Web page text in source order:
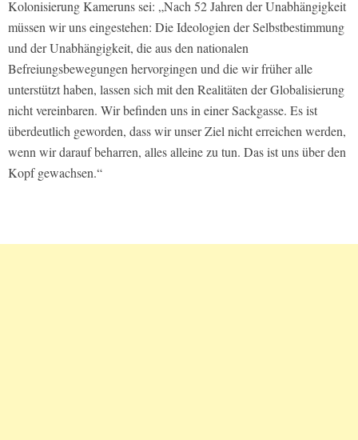
Kolonisierung Kameruns sei: „Nach 52 Jahren der Unabhängigkeit
müssen wir uns eingestehen: Die Ideologien der Selbstbestimmung
und der Unabhängigkeit, die aus den nationalen
Befreiungsbewegungen hervorgingen und die wir früher alle
unterstützt haben, lassen sich mit den Realitäten der Globalisierung
nicht vereinbaren. Wir befinden uns in einer Sackgasse. Es ist
überdeutlich geworden, dass wir unser Ziel nicht erreichen werden,
wenn wir darauf beharren, alles alleine zu tun. Das ist uns über den
Kopf gewachsen.“